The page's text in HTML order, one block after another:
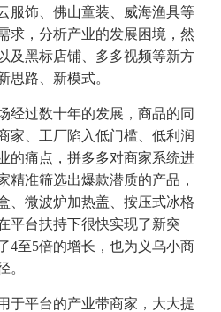
服饰、佛山童装、威海渔具等
求，分析产业的发展困境，然
及黑标店铺、多多视频等新方
思路、新模式。
经过数十年的发展，商品的同
家、工厂陷入低门槛、低利润
的痛点，拼多多对商家系统进
精准筛选出爆款潜质的产品，
、微波炉加热盖、按压式冰格
平台扶持下很快实现了新突
4至5倍的增长，也为义乌小商
。
于平台的产业带商家，大大提